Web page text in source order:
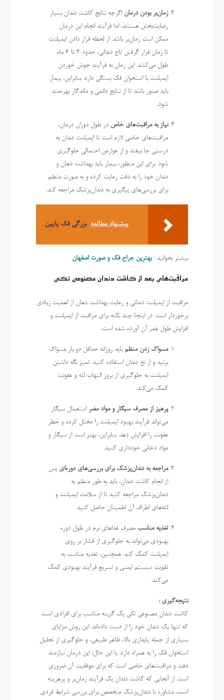
زمان‌بر بودن درمان اگرچه نتایج کاشت دندان بسیار
رضایت‌بخش هستند، اما فرآیند انجام این درمان
ممکن است زمان‌بر باشد. از لحظه قرار دادن ایمپلنت
تا زمان قرار گرفتن تاج دندانی، حدود ۳ تا ۶ ماه
طول می‌کشد. این زمان به فرآیند جوش خوردن
ایمپلنت با استخوان فک بستگی دارد. بنابراین، بیمار
باید صبور باشد تا از نتایج دائمی و ماندگار بهره‌مند
شود.
نیاز به مراقبت‌های خاص در طول دوران درمان،
مراقبت‌های خاصی لازم است تا ایمپلنت دندان به
درستی جا بیفتد و از عوارض احتمالی جلوگیری
شود. برای این منظور، بیمار باید بهداشت دهان و
دندان خود را به دقت رعایت کرده و به صورت منظم
برای بررسی‌های پیگیری به دندان‌پزشک مراجعه کند.
پیشنهاد مطالعه بزرگی فک پایین
بیشتر بخوانید :بهترین جراح فک و صورت اصفهان
مراقبت‌های بعد از کاشت دندان مصنوعی تکی
مراقبت از ایمپلنت دندانی و رعایت بهداشت دهان از اهمیت زیادی
برخوردار است. در اینجا چند نکته برای مراقبت از ایمپلنت و
افزایش طول عمر آن آورده شده است:
مسواک زدن منظم باید روزانه حداقل دو بار مسواک
بزنید و از نخ دندان استفاده کنید. تمیز نگه داشتن
ایمپلنت به جلوگیری از بروز التهاب لثه و عفونت
کمک می‌کند.
پرهیز از مصرف سیگار و مواد مضر استعمال سیگار
می‌تواند فرآیند بهبود ایمپلنت را مختل کرده و خطر
عفونت را افزایش دهد. بنابراین، بهتر است از سیگار و
مواد دخانی خودداری کنید.
مراجعه به دندان‌پزشک برای بررسی‌های دوره‌ای پس
از انجام کاشت دندان، باید به طور منظم به
دندان‌پزشک مراجعه کنید تا از سلامت ایمپلنت و
لثه‌های اطراف آن اطمینان حاصل کنید.
تغذیه مناسب مصرف غذاهای نرم در طول دوره
بهبودی می‌تواند به جلوگیری از فشار بر روی
ایمپلنت کمک کند. همچنین، تغذیه مناسب به
تقویت سیستم ایمنی و تسریع فرآیند بهبودی کمک
می‌کند.
نتیجه‌گیری :
کاشت دندان مصنوعی تکی یک گزینه مناسب برای افرادی است
که تنها یک دندان خود را از دست داده‌اند. این روش مزایای
بسیاری از جمله پایداری بالا، ظاهر طبیعی، و جلوگیری از تحلیل
استخوان فک را به همراه دارد. با این حال، این درمان نیازمند
دقت و مراقبت‌های خاصی است که برای موفقیت آن ضروری
است. از آنجایی که کاشت دندان یک فرآیند زمان‌بر و پرهزینه
است، مشاوره با دندان‌پزشک متخصص برای بررسی شرایط فردی